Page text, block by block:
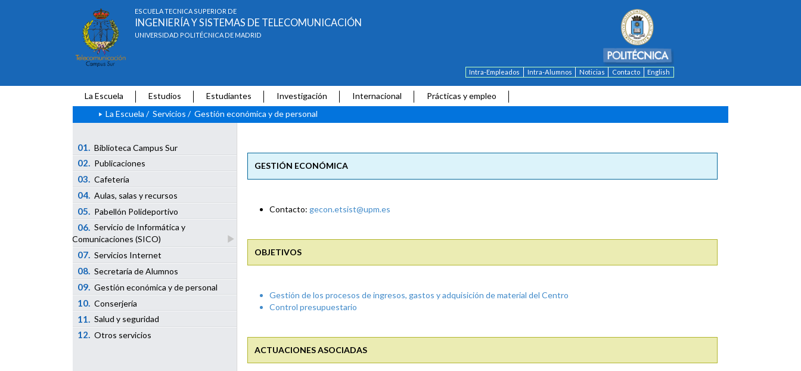
ESCUELA TÉCNICA SUPERIOR DE
INGENIERÍA Y SISTEMAS DE TELECOMUNICACIÓN
UNIVERSIDAD POLITÉCNICA DE MADRID
Intra-Empleados Intra-Alumnos Noticias Contacto English
La Escuela Estudios Estudiantes Investigación Internacional
Prácticas y empleo
La Escuela / Servicios / Gestión económica y de personal
01. Biblioteca Campus Sur
02. Publicaciones
03. Cafetería
04. Aulas, salas y recursos
05. Pabellón Polideportivo
06.
Servicio de Informática y
Comunicaciones (SICO)
07. Servicios Internet
08. Secretaría de Alumnos
09. Gestión económica y de personal
10. Conserjería
11. Salud y seguridad
12. Otros servicios
GESTIÓN ECONÓMICA
Contacto: gecon.etsist@upm.es
OBJETIVOS
Gestión de los procesos de ingresos, gastos y adquisición de material del Centro
Control presupuestario
ACTUACIONES ASOCIADAS